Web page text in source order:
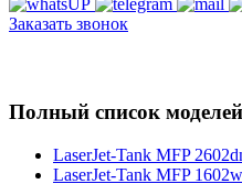
Заказать звонок
Полный список
LaserJet-Tank MFP
LaserJet-Tank MFP 1602w